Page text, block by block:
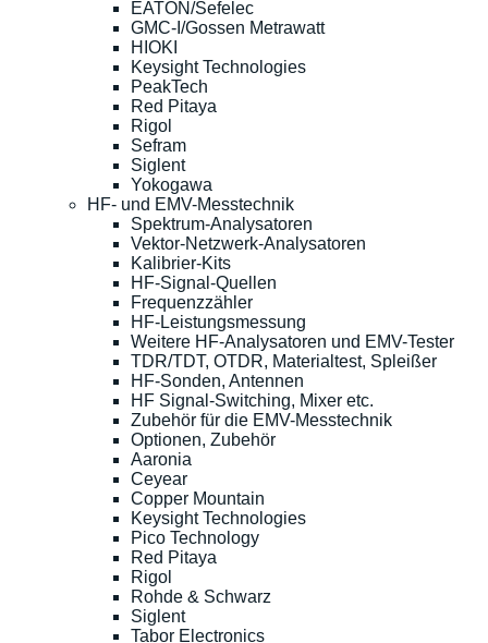
EATON/Sefelec
GMC-I/Gossen Metrawatt
HIOKI
Keysight Technologies
PeakTech
Red Pitaya
Rigol
Sefram
Siglent
Yokogawa
HF- und EMV-Messtechnik
Spektrum-Analysatoren
Vektor-Netzwerk-Analysatoren
Kalibrier-Kits
HF-Signal-Quellen
Frequenzzähler
HF-Leistungsmessung
Weitere HF-Analysatoren und EMV-Tester
TDR/TDT, OTDR, Materialtest, Spleißer
HF-Sonden, Antennen
HF Signal-Switching, Mixer etc.
Zubehör für die EMV-Messtechnik
Optionen, Zubehör
Aaronia
Ceyear
Copper Mountain
Keysight Technologies
Pico Technology
Red Pitaya
Rigol
Rohde & Schwarz
Siglent
Tabor Electronics